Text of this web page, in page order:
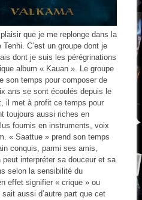
que je me replonge dans la
C’est un groupe dont je
dont je suis les pérégrinations
album « Kauan ». Le groupe
son temps pour composer de
ans se sont écoulés depuis le
il met à profit ce temps pour
toujours aussi riches en
fournis en instruments, voix
« Saattue » prend son temps
conquis, parmi ses amis,
interpréter sa douceur et sa
selon la sensibilité du
effet signifier « crique » ou
aussi d’autre part que cet